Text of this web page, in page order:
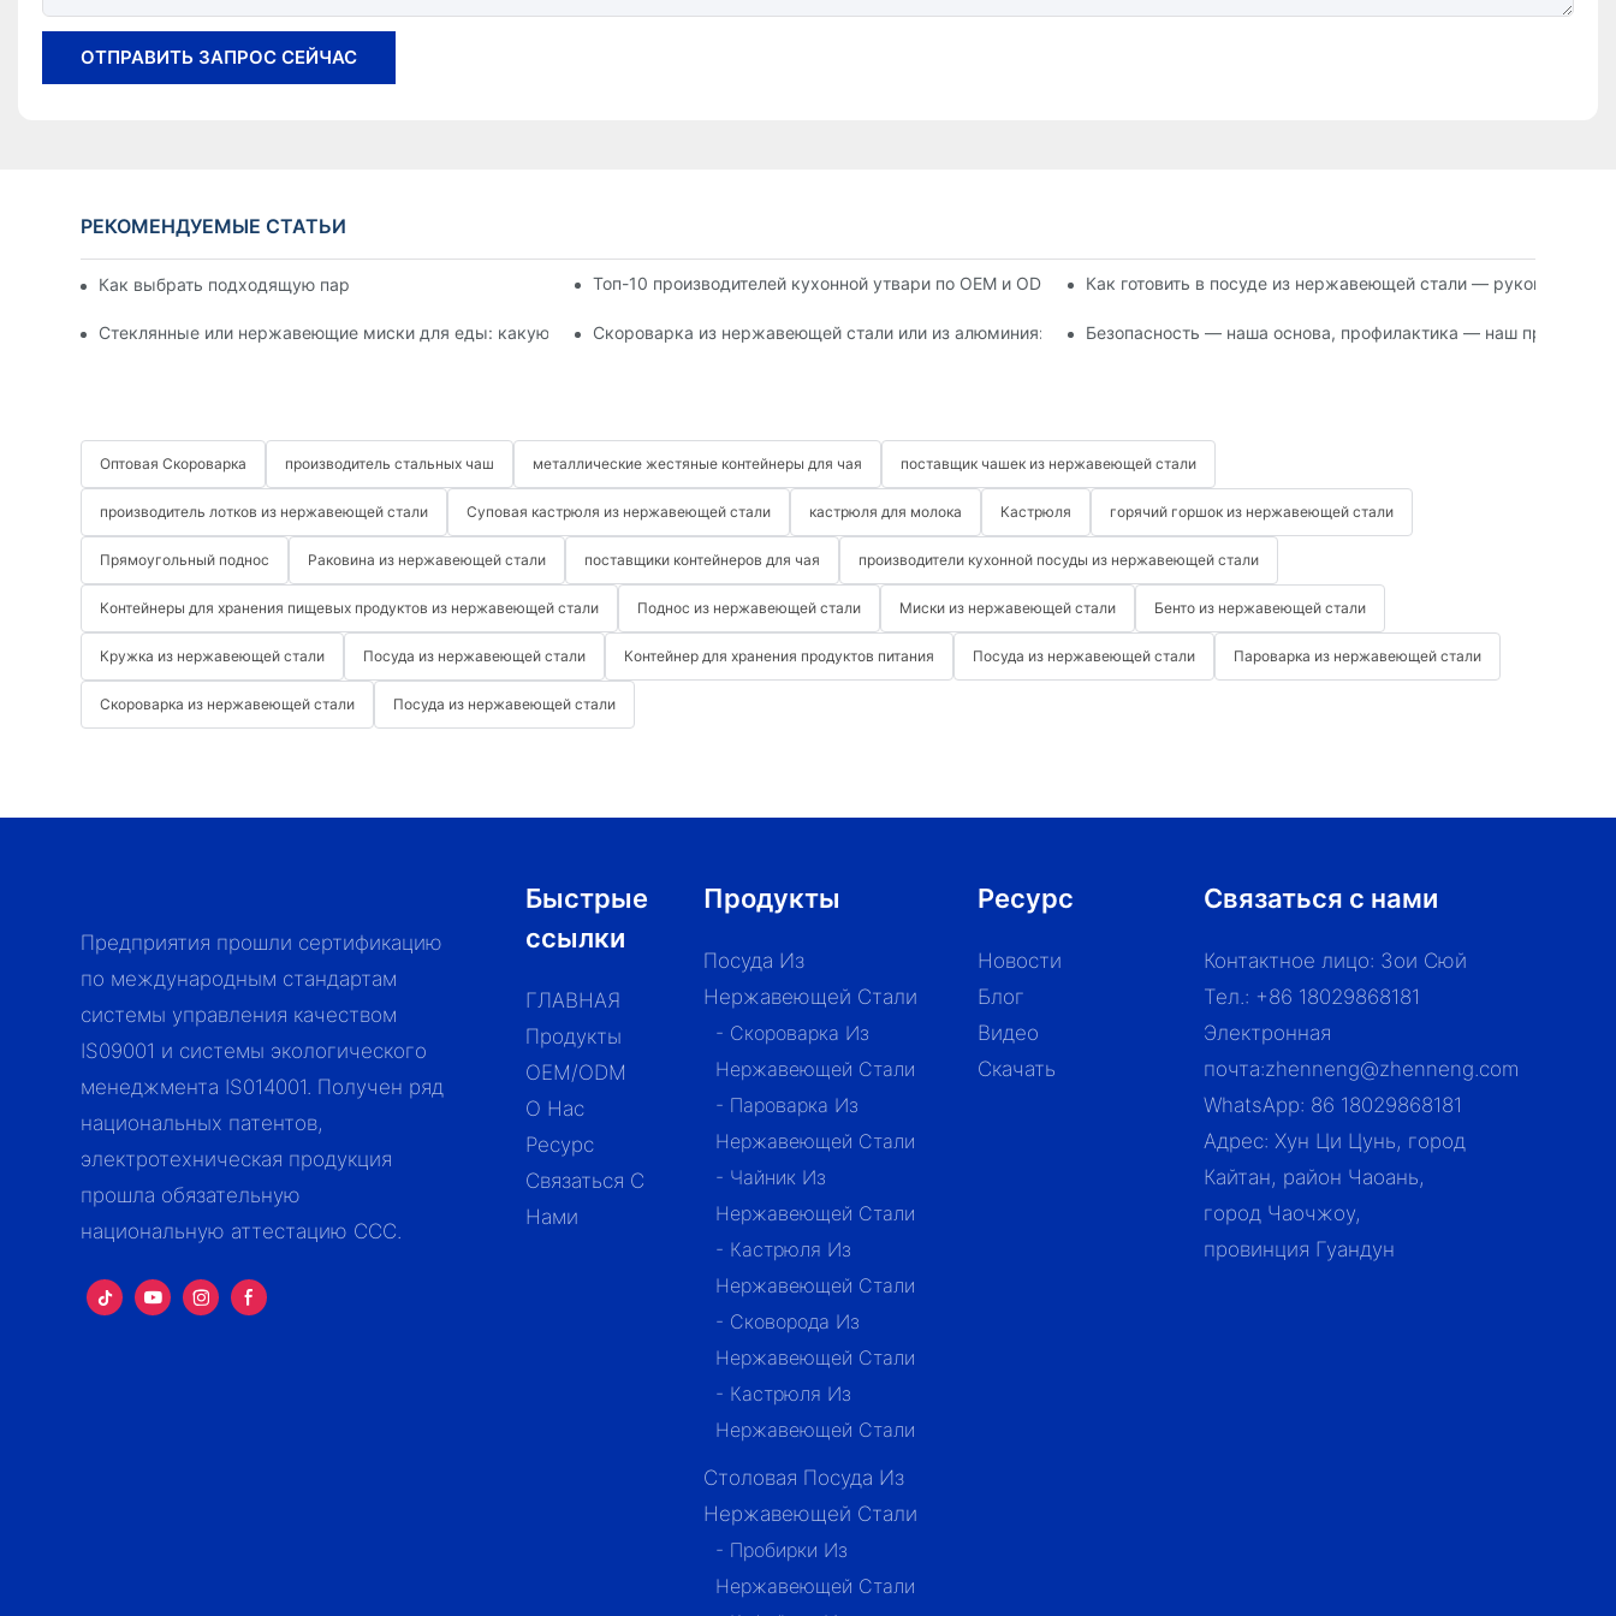
ОТПРАВИТЬ ЗАПРОС СЕЙЧАС
РЕКОМЕНДУЕМЫЕ СТАТЬИ
Как выбрать подходящую пароварку из нержавеющей стали?Топ-10 производителей кухонной утвари по OEM и ODM заказам в КитаеКак готовить в посуде из нержавеющей стали — руководство
Стеклянные или нержавеющие миски для еды: какую из них выбрать?Скороварка из нержавеющей стали или из алюминия: что лучше?Безопасность — наша основа, профилактика — наш
Оптовая Скороварка производитель стальных чаш металлические жестяные контейнеры для чая поставщик чашек из нержавеющей стали
производитель лотков из нержавеющей стали Суповая кастрюля из нержавеющей стали кастрюля для молока Кастрюля горячий горшок из нержавеющей стали
Прямоугольный поднос Раковина из нержавеющей стали поставщики контейнеров для чая производители кухонной посуды из нержавеющей стали
Контейнеры для хранения пищевых продуктов из нержавеющей стали Поднос из нержавеющей стали Миски из нержавеющей стали Бенто из нержавеющей стали
Кружка из нержавеющей стали Посуда из нержавеющей стали Контейнер для хранения продуктов питания Посуда из нержавеющей стали Пароварка из нержавеющей стали
Скороварка из нержавеющей стали Посуда из нержавеющей стали
Предприятия прошли сертификацию
по международным стандартам
системы управления качеством
IS09001 и системы экологического
менеджмента IS014001. Получен ряд
национальных патентов,
электротехническая продукция
прошла обязательную
национальную аттестацию CCC.
Быстрые
ссылки
ГЛАВНАЯ
Продукты
OEM/ODM
О Нас
Ресурс
Связаться С
Нами
Продукты
Посуда Из
Нержавеющей Стали
- Скороварка Из
Нержавеющей Стали
- Пароварка Из
Нержавеющей Стали
- Чайник Из
Нержавеющей Стали
- Кастрюля Из
Нержавеющей Стали
- Сковорода Из
Нержавеющей Стали
- Кастрюля Из
Нержавеющей Стали
Столовая Посуда Из
Нержавеющей Стали
- Пробирки Из
Нержавеющей Стали
Ресурс
Новости
Блог
Видео
Скачать
Связаться с нами
Контактное лицо: Зои Сюй
Тел.: +86 18029868181
Электронная
почта:zhenneng@zhenneng.com
WhatsApp: 86 18029868181
Адрес: Хун Ци Цунь, город
Кайтан, район Чаоань,
город Чаочжоу,
провинция Гуандун